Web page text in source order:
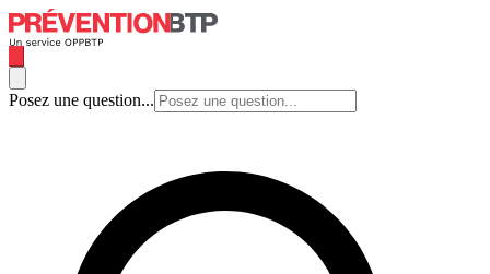
Posez une question...